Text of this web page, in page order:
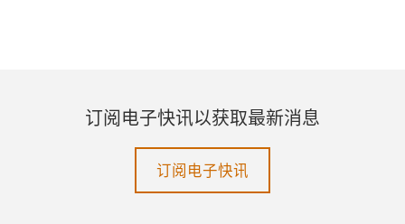
订阅电子快讯以获取最新消息
订阅电子快讯